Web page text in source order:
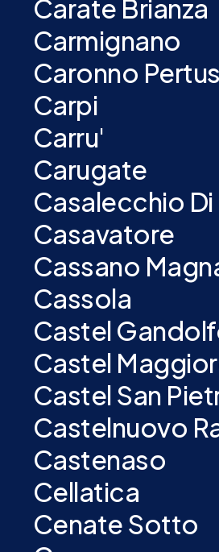
Carate Brianza
Carmignano
Caronno
Carpi
Carru'
Carugate
Casalecchio Di
Casavatore
Cassano
Cassola
Castel
Castel
Castel San
Castelnuovo
Castenaso
Cellatica
Cenate Sotto